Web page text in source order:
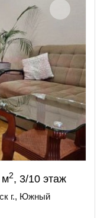
м2, 3/10 этаж
г., Южный